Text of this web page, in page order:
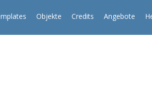
Objekte Credits Angebote